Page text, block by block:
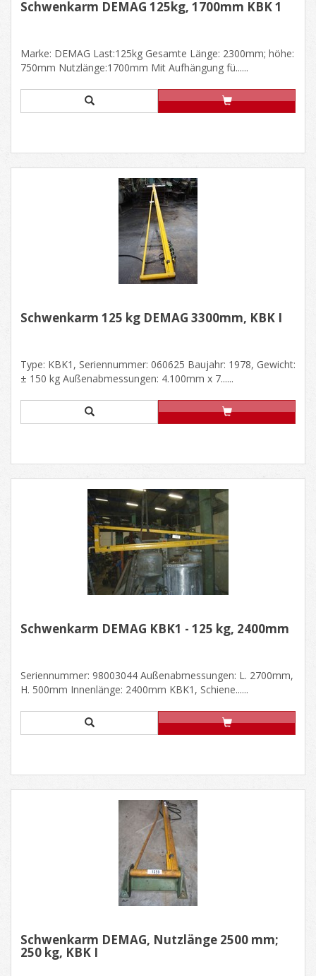
Schwenkarm DEMAG 125kg, 1700mm KBK 1
Marke: DEMAG Last:125kg Gesamte Länge: 2300mm; höhe:
750mm Nutzlänge:1700mm Mit Aufhängung fü......
Schwenkarm 125 kg DEMAG 3300mm, KBK I
Type: KBK1, Seriennummer: 060625 Baujahr: 1978, Gewicht:
± 150 kg Außenabmessungen: 4.100mm x 7......
Schwenkarm DEMAG KBK1 - 125 kg, 2400mm
Seriennummer: 98003044 Außenabmessungen: L. 2700mm,
H. 500mm Innenlänge: 2400mm KBK1, Schiene......
Schwenkarm DEMAG, Nutzlänge 2500 mm;
250 kg, KBK I